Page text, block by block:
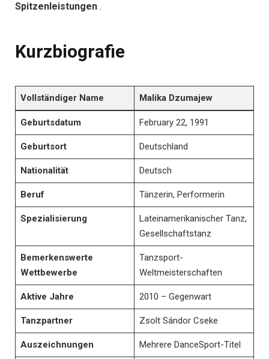
Spitzenleistungen .
Kurzbiografie
Vollständiger Name Malika Dzumajew
Geburtsdatum February 22, 1991
Geburtsort Deutschland
Nationalität Deutsch
Beruf Tänzerin, Performerin
Spezialisierung
Lateinamerikanischer Tanz,
Gesellschaftstanz
Bemerkenswerte
Wettbewerbe
Tanzsport-
Weltmeisterschaften
Aktive Jahre 2010 – Gegenwart
Tanzpartner Zsolt Sándor Cseke
Auszeichnungen Mehrere DanceSport-Titel